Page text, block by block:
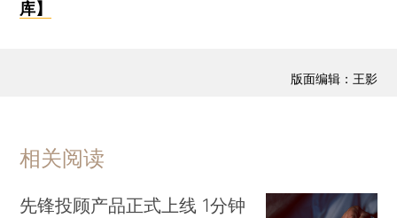
库】
版面编辑：王影
相关阅读
先锋投顾产品正式上线 1分钟